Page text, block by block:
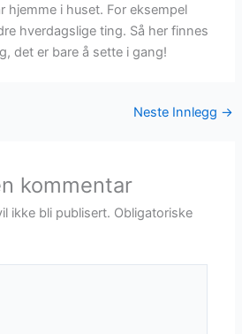
hjemme i huset. For eksempel
hverdagslige ting. Så her finnes
det er bare å sette i gang!
Neste Innlegg →
kommentar
ikke bli publisert. Obligatoriske